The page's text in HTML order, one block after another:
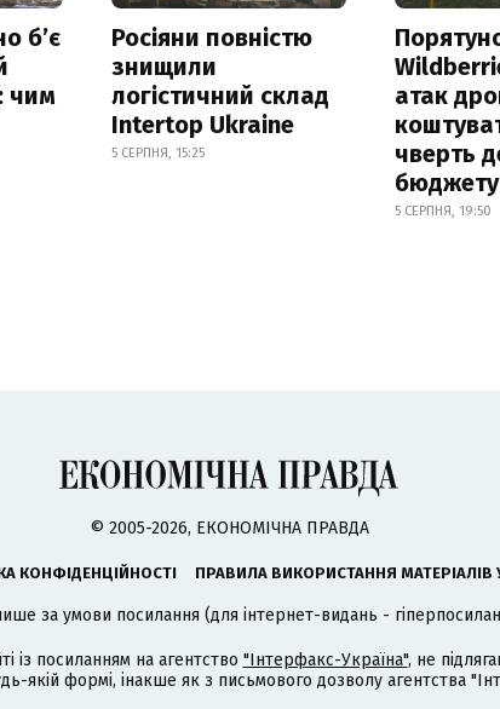
б’є
чим
Росіяни повністю
знищили
логістичний склад
Intertop Ukraine
5 СЕРПНЯ, 15:25
атак
чверть
5 СЕРПНЯ, 19:50
© 2005-2026, ЕКОНОМІЧНА ПРАВДА
КОНФІДЕНЦІЙНОСТІ ПРАВИЛА ВИКОРИСТАННЯ МАТЕРІАЛІВ
за умови посилання (для інтернет-видань -
із посиланням на агентство "Інтерфакс-Україна", не
якій формі, інакше як з письмового дозволу агентства